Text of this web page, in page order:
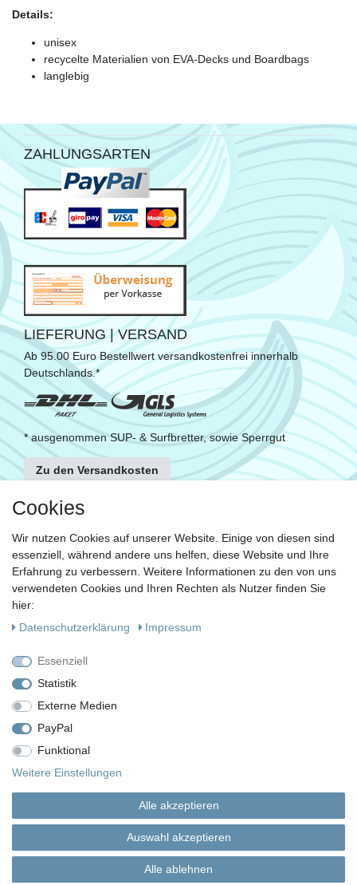
Details:
unisex
recycelte Materialien von EVA-Decks und Boardbags
langlebig
ZAHLUNGSARTEN
LIEFERUNG | VERSAND
Ab 95.00 Euro Bestellwert versandkostenfrei innerhalb
Deutschlands.*
* ausgenommen SUP- & Surfbretter, sowie Sperrgut
Zu den Versandkosten
FOLGE UNS
KONTAKT
Fragen?
Ruf uns an, mein Team und ich helfen Dir gerne.
oder
Schreib uns eine E-Mail
Impressum
Widerrufs­recht Vertrag widerrufen
Cookies
Wir nutzen Cookies auf unserer Website. Einige von diesen sind
essenziell, während andere uns helfen, diese Website und Ihre
Erfahrung zu verbessern. Weitere Informationen zu den von uns
verwendeten Cookies und Ihren Rechten als Nutzer finden Sie
hier:
Daten­schutz­erklärung
Impressum
Essenziell
Statistik
Externe Medien
PayPal
Funktional
Weitere Einstellungen
Alle akzeptieren
Auswahl akzeptieren
Alle ablehnen